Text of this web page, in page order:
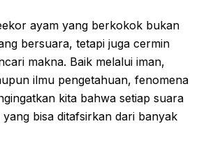
ayam yang berkokok bukan
bersuara, tetapi juga cermin
makna. Baik melalui iman,
ilmu pengetahuan, fenomena
kita bahwa setiap suara
bisa ditafsirkan dari banyak